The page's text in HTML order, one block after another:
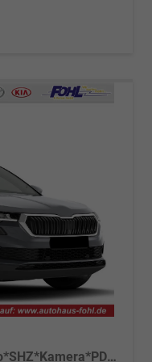
Selection 1.5 TSI DSG Android Auto*SHZ*Kamera*PDC v/h*Klimaauto*SUNSET*LED